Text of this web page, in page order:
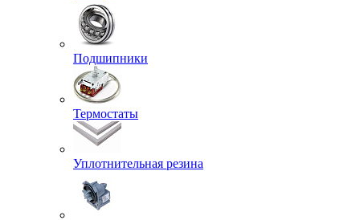
Подшипники
Термостаты
Уплотнительная резина